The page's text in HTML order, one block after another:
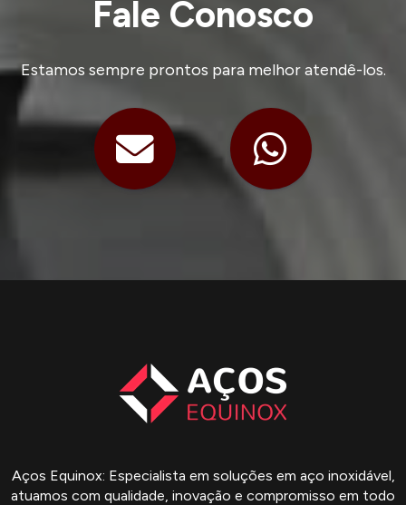
Fale Conosco
Estamos sempre prontos para melhor atendê-los.
Aços Equinox: Especialista em soluções em aço inoxidável,
atuamos com qualidade, inovação e compromisso em todo